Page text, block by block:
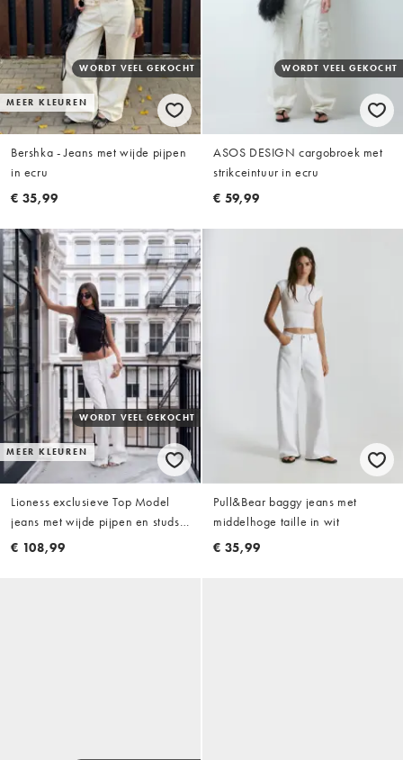
MEER KLEUREN
WORDT VEEL GEKOCHT
Bershka - Jeans met wijde pijpen
in ecru
€ 35,99
WORDT VEEL GEKOCHT
ASOS DESIGN cargobroek met
strikceintuur in ecru
€ 59,99
MEER KLEUREN
WORDT VEEL GEKOCHT
Lioness exclusieve Top Model
jeans met wijde pijpen en studs
in wit
€ 108,99
Pull&Bear baggy jeans met
middelhoge taille in wit
€ 35,99